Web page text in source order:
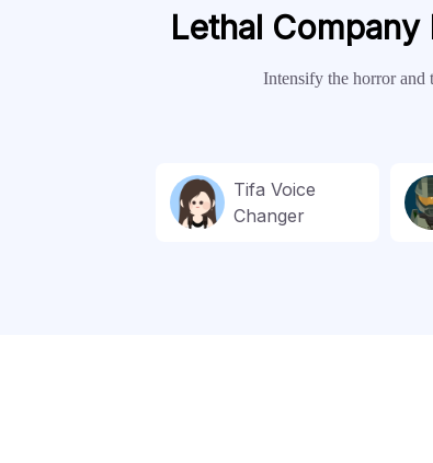
Lethal
Intensify the horror and
Tifa Voice
Changer